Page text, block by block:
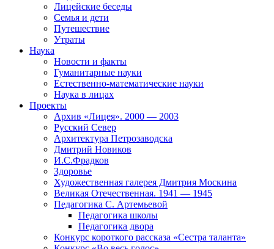
Лицейские беседы
Семья и дети
Путешествие
Утраты
Наука
Новости и факты
Гуманитарные науки
Естественно-математические науки
Наука в лицах
Проекты
Архив «Лицея». 2000 — 2003
Русский Север
Архитектура Петрозаводска
Дмитрий Новиков
И.С.Фрадков
Здоровье
Художественная галерея Дмитрия Москина
Великая Отечественная. 1941 — 1945
Педагогика С. Артемьевой
Педагогика школы
Педагогика двора
Конкурс короткого рассказа «Сестра таланта»